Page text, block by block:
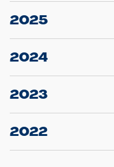
2025
23.12.2025
Projekt S5: Start
2024
10.12.2024
Großprojekt S5:
2023
20.12.2023
Schleswig-
2022
22.12.2022